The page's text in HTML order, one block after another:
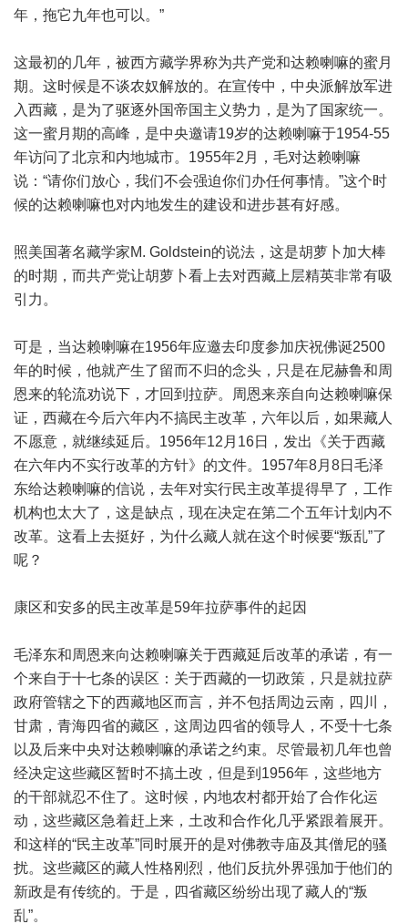
年，拖它九年也可以。”
这最初的几年，被西方藏学界称为共产党和达赖喇嘛的蜜月
期。这时候是不谈农奴解放的。在宣传中，中央派解放军进
入西藏，是为了驱逐外国帝国主义势力，是为了国家统一。
这一蜜月期的高峰，是中央邀请19岁的达赖喇嘛于1954-55
年访问了北京和内地城市。1955年2月，毛对达赖喇嘛
说：“请你们放心，我们不会强迫你们办任何事情。”这个时
候的达赖喇嘛也对内地发生的建设和进步甚有好感。
照美国著名藏学家M. Goldstein的说法，这是胡萝卜加大棒
的时期，而共产党让胡萝卜看上去对西藏上层精英非常有吸
引力。
可是，当达赖喇嘛在1956年应邀去印度参加庆祝佛诞2500
年的时候，他就产生了留而不归的念头，只是在尼赫鲁和周
恩来的轮流劝说下，才回到拉萨。周恩来亲自向达赖喇嘛保
证，西藏在今后六年内不搞民主改革，六年以后，如果藏人
不愿意，就继续延后。1956年12月16日，发出《关于西藏
在六年内不实行改革的方针》的文件。1957年8月8日毛泽
东给达赖喇嘛的信说，去年对实行民主改革提得早了，工作
机构也太大了，这是缺点，现在决定在第二个五年计划内不
改革。这看上去挺好，为什么藏人就在这个时候要“叛乱”了
呢？
康区和安多的民主改革是59年拉萨事件的起因
毛泽东和周恩来向达赖喇嘛关于西藏延后改革的承诺，有一
个来自于十七条的误区：关于西藏的一切政策，只是就拉萨
政府管辖之下的西藏地区而言，并不包括周边云南，四川，
甘肃，青海四省的藏区，这周边四省的领导人，不受十七条
以及后来中央对达赖喇嘛的承诺之约束。尽管最初几年也曾
经决定这些藏区暂时不搞土改，但是到1956年，这些地方
的干部就忍不住了。这时候，内地农村都开始了合作化运
动，这些藏区急着赶上来，土改和合作化几乎紧跟着展开。
和这样的“民主改革”同时展开的是对佛教寺庙及其僧尼的骚
扰。这些藏区的藏人性格刚烈，他们反抗外界强加于他们的
新政是有传统的。于是，四省藏区纷纷出现了藏人的“叛
乱”。